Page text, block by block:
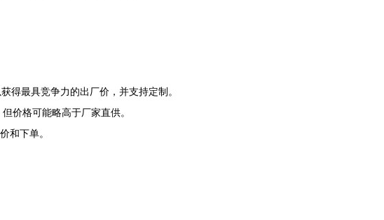
得最具竞争力的出厂价，并支持定制。
价格可能略高于厂家直供。
和下单。